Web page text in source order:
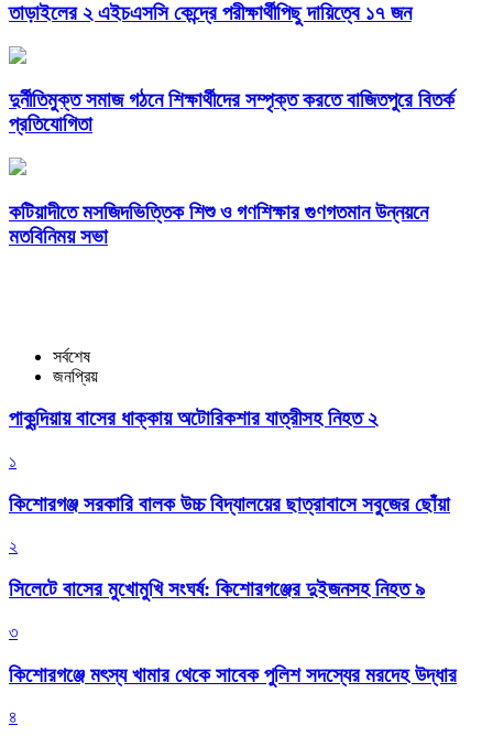
তাড়াইলের ২ এইচএসসি কেন্দ্রে পরীক্ষার্থীপিছু দায়িত্বে ১৭ জন
দুর্নীতিমুক্ত সমাজ গঠনে শিক্ষার্থীদের সম্পৃক্ত করতে বাজিতপুরে বিতর্ক
প্রতিযোগিতা
কটিয়াদীতে মসজিদভিত্তিক শিশু ও গণশিক্ষার গুণগতমান উন্নয়নে
মতবিনিময় সভা
সর্বশেষ
জনপ্রিয়
পাকুন্দিয়ায় বাসের ধাক্কায় অটোরিকশার যাত্রীসহ নিহত ২
১
কিশোরগঞ্জ সরকারি বালক উচ্চ বিদ্যালয়ের ছাত্রাবাসে সবুজের ছোঁয়া
২
সিলেটে বাসের মুখোমুখি সংঘর্ষ: কিশোরগঞ্জের দুইজনসহ নিহত ৯
৩
কিশোরগঞ্জে মৎস্য খামার থেকে সাবেক পুলিশ সদস্যের মরদেহ উদ্ধার
৪